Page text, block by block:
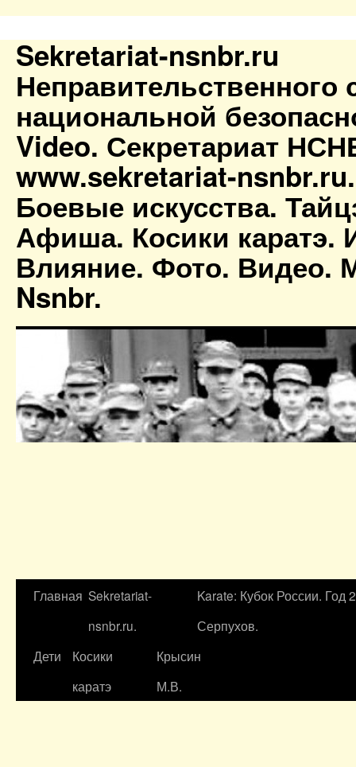
Sekretariat-nsnbr.ru
Неправительственного
национальной
Video. Секретариат
www.sekretariat-
Боевые искусства.
Афиша. Косики каратэ.
Влияние. Фото. Видео.
Nsnbr.
Главная Sekretariat-
nsnbr.ru.
Karate: Кубок России. Год
Серпухов.
Дети
Косики
каратэ
Крысин
М.В.